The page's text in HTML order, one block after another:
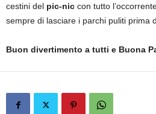
cestini del pic-nic con tutto
sempre di lasciare i parchi puliti prima
Buon divertimento a tutti e Buona